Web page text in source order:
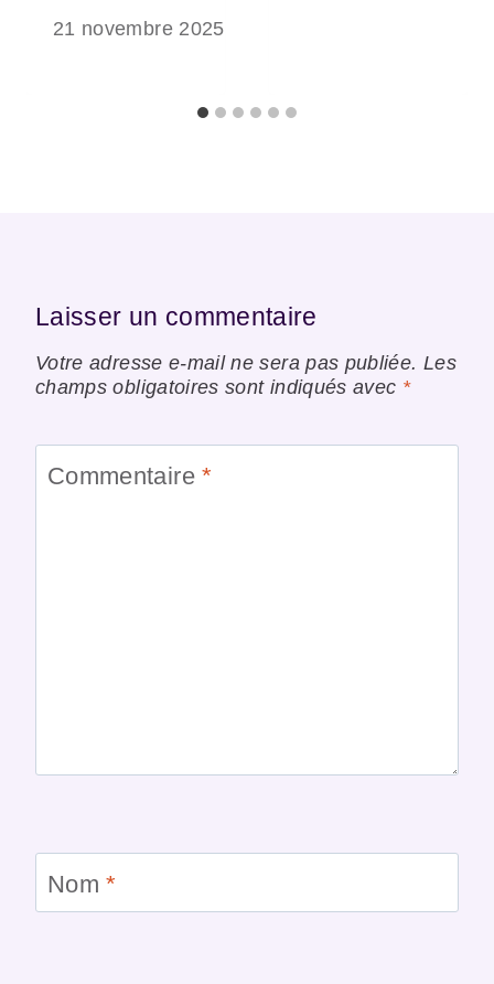
21 novembre 2025
Laisser un commentaire
Votre adresse e-mail ne sera pas publiée. Les
champs obligatoires sont indiqués avec *
Commentaire*
Nom*